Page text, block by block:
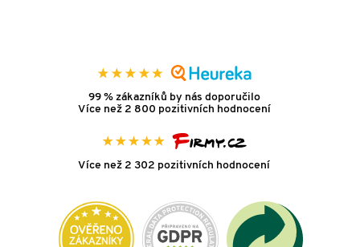
99 % zákazníků by nás doporučilo
Více než 2 800 pozitivních hodnocení
Více než 2 302 pozitivních hodnocení